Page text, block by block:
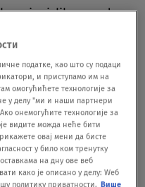
i mislila sam da
što je film 'Lajanje
me ljudi
koju pamtim sa
koja je i danas
податке, као што су подаци
и приступамо им на
омогућићете технологије за
у делу "ми и наши партнери
онемогућите технологије за
видите можда неће бити
овај мени да бисте
у било ком тренутку
на дну ове веб
како је описано у делу: Wеб
политику приватности. Више